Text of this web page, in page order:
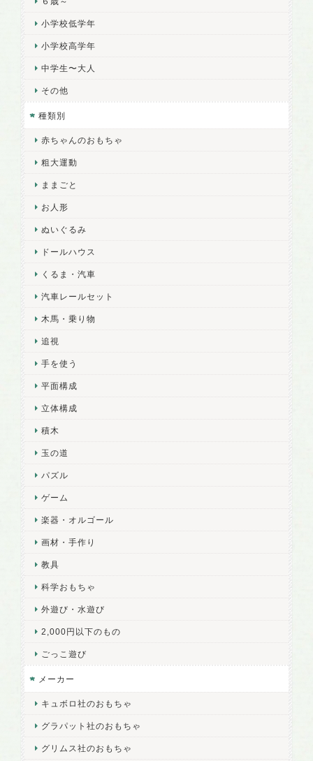
小学校低学年
小学校高学年
中学生〜大人
その他
種類別
赤ちゃんのおもちゃ
粗大運動
ままごと
お人形
ぬいぐるみ
ドールハウス
くるま・汽車
汽車レールセット
木馬・乗り物
追視
手を使う
平面構成
立体構成
積木
玉の道
パズル
ゲーム
楽器・オルゴール
画材・手作り
教具
科学おもちゃ
外遊び・水遊び
2,000円以下のもの
ごっこ遊び
メーカー
キュボロ社のおもちゃ
グラパット社のおもちゃ
グリムス社のおもちゃ